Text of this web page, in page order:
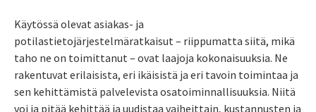
Käytössä olevat asiakas- ja
potilastietojärjestelmäratkaisut – riippumatta siitä, mikä
taho ne on toimittanut – ovat laajoja kokonaisuuksia. Ne
rakentuvat erilaisista, eri ikäisistä ja eri tavoin toimintaa ja
sen kehittämistä palvelevista osatoiminnallisuuksia. Niitä
voi ja pitää kehittää ja uudistaa vaiheittain, kustannusten ja